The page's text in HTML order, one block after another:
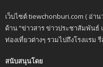
เว็บไซต์ tiewchonburi.com ( อ่า
ด้าน “ข่าวสาร ข่าวประชาสัมพันธ์
ท่องเที่ยวต่างๆ รวมไปถึงโรงแรม
สนับสนุนโดย